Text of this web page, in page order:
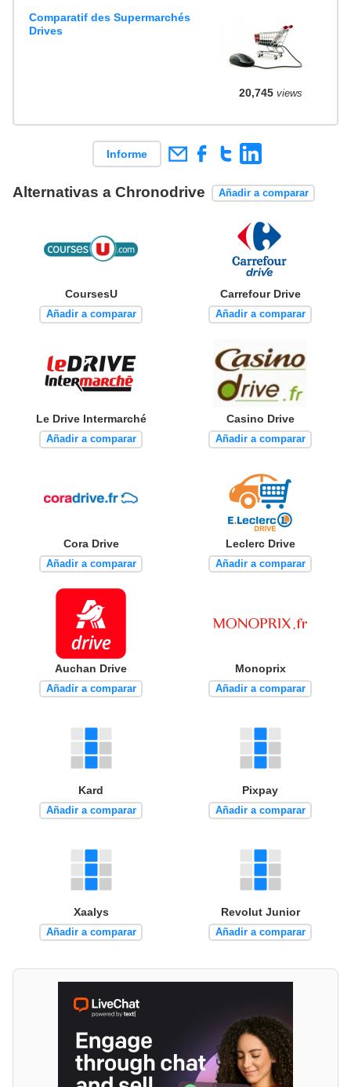
Comparatif des Supermarchés
Drives
20,745views
Informe
Alternativas a Chronodrive Añadir a comparar
CoursesU
Añadir a comparar
Carrefour Drive
Añadir a comparar
Le Drive Intermarché
Añadir a comparar
Casino Drive
Añadir a comparar
Cora Drive
Añadir a comparar
Leclerc Drive
Añadir a comparar
Auchan Drive
Añadir a comparar
Monoprix
Añadir a comparar
Kard
Añadir a comparar
Pixpay
Añadir a comparar
Xaalys
Añadir a comparar
Revolut Junior
Añadir a comparar